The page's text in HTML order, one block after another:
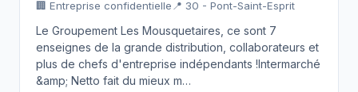
🏢 Entreprise confidentielle 📍 30 - Pont-Saint-Esprit
Le Groupement Les Mousquetaires, ce sont 7
enseignes de la grande distribution, collaborateurs et
plus de chefs d'entreprise indépendants !Intermarché
&amp; Netto fait du mieux m…